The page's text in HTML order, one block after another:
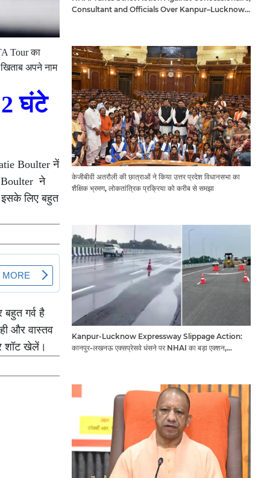
Tour का
अपने नाम
घंटे
Boulter नें
Boulter ने
लिए बहुत
गर्व है
और वास्तव
शॉट खेलें।
Consultant and Officials Over Kanpur–Lucknow
केजीबीवी अतरौली की छात्राओं ने किया उत्तर प्रदेश विधानसभा का
शैक्षिक भ्रमण, लोकतांत्रिक प्रक्रिया को करीब से समझा
Kanpur-Lucknow Expressway Slippage Action:
कानपुर-लखनऊ एक्सप्रेसवे धंसने पर NHAI का बड़ा एक्शन,